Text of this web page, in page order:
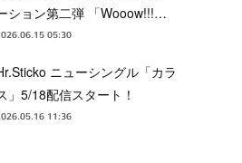
ション第二弾 「Wooow!!!…
05:30
ニューシングル「カラ
」5/18配信スタート！
11:36